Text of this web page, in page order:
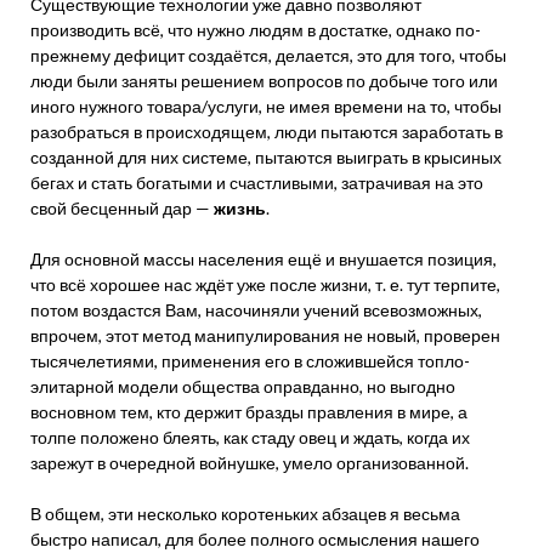
Существующие технологии уже давно позволяют
производить всё, что нужно людям в достатке, однако по-
прежнему дефицит создаётся, делается, это для того, чтобы
люди были заняты решением вопросов по добыче того или
иного нужного товара/услуги, не имея времени на то, чтобы
разобраться в происходящем, люди пытаются заработать в
созданной для них системе, пытаются выиграть в крысиных
бегах и стать богатыми и счастливыми, затрачивая на это
свой бесценный дар — жизнь.
Для основной массы населения ещё и внушается позиция,
что всё хорошее нас ждёт уже после жизни, т. е. тут терпите,
потом воздастся Вам, насочиняли учений всевозможных,
впрочем, этот метод манипулирования не новый, проверен
тысячелетиями, применения его в сложившейся топло-
элитарной модели общества оправданно, но выгодно
восновном тем, кто держит бразды правления в мире, а
толпе положено блеять, как стаду овец и ждать, когда их
зарежут в очередной войнушке, умело организованной.
В общем, эти несколько коротеньких абзацев я весьма
быстро написал, для более полного осмысления нашего